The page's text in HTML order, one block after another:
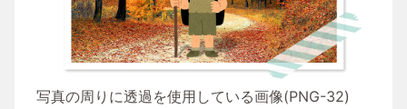
写真の周りに透過を使用している画像(PNG-32)